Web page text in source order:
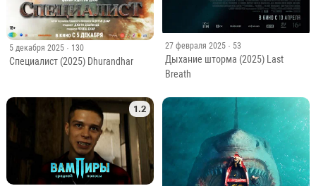
5 декабря 2025 · 130
Специалист (2025) Dhurandhar
27 февраля 2025 · 53
Дыхание шторма (2025) Last
Breath
1.2